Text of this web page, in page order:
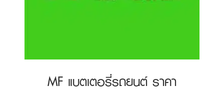
MF แบตเตอรี่รถยนต์ ราคา